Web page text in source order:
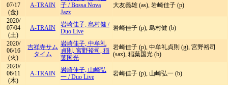
07/17
(金)
A-TRAIN
子 /Bossa Nova
Jazz
大友義雄 (as), 岩崎佳子 (p)
2020/
07/04
(土)
A-TRAIN 岩崎佳子, 島村健 /
Duo Live
岩崎佳子 (p), 島村健 (b)
2020/
06/16
(火)
吉祥寺サム
タイム
岩崎佳子, 中牟礼
貞則, 宮野裕司, 稲
葉国光
岩崎佳子 (p), 中牟礼貞則 (g), 宮野裕司
(sax), 稲葉国光 (b)
2020/
06/11
(木)
A-TRAIN
岩崎佳子, 山崎弘
一 /Duo Live 岩崎佳子 (p), 山崎弘一 (b)